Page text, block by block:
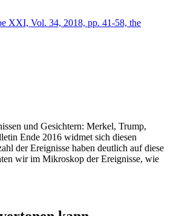
XXI, Vol. 34, 2018, pp. 41-58, the
und Gesichtern: Merkel, Trump,
Ende 2016 widmet sich diesen
der Ereignisse haben deutlich auf diese
wir im Mikroskop der Ereignisse, wie